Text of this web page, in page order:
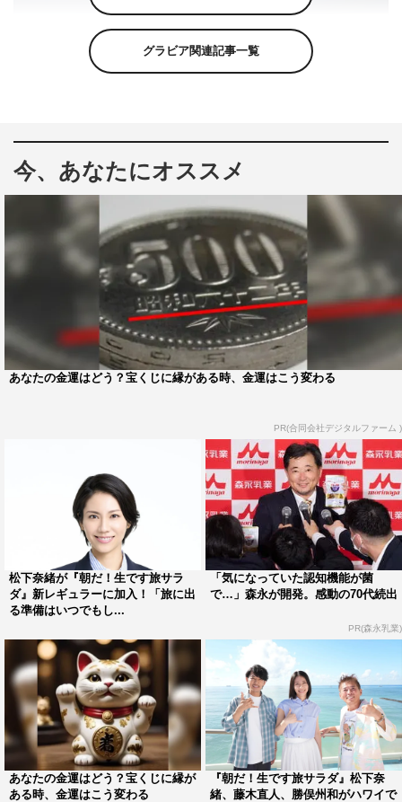
藤木直人（52）が、33年目に突入する長寿番組『朝だ！
生です旅サラダ』（ABCテレビ・テレビ朝日系 毎週土
曜 午前8時～9時30分）に4月5日（土）放送回よりレギ
ュラー出演することが決定した。藤木は生放送のMC初挑
藤木は、昨年9月までの27年6か月にわたり番組をけん引
してきた神田正輝の役割を引き継いだMCの松下奈緒と共
る『旅サラダ』は松下、勝俣州和、そして新たなファミリ
ー・藤木と共に、海外・国内の隅々まで、これまで以上
に、新しい旅のカタチを提案していく。
藤木直人 コメント
◆MC就任について、率直なご感想は？
全く思ってもみないオファーだったのでびっくりしまし
た。番組の歴史、重みを考えると自分には務まらないと思
ったのですが、僕は今年でデビュー30周年、そんな年に生
放送のMCという初めての挑戦をさせてもらえるのは幸せ
なことだと思いお引き受けしました。
◆これまでで一番心に残っている旅の思い出は？
大学の卒業旅行で行ったロンドン。初めてづくしで言葉も
グラビア関連記事一覧
今、あなたにオススメ
あなたの金運はどう？宝くじに縁がある時、金運はこう変わる
PR(合同会社デジタルファーム )
松下奈緒が『朝だ！生です旅サラ
ダ』新レギュラーに加入！「旅に出
る準備はいつでもし...
「気になっていた認知機能が菌
で…」森永が開発。感動の70代続出
PR(森永乳業)
あなたの金運はどう？宝くじに縁が
ある時、金運はこう変わる
『朝だ！生です旅サラダ』松下奈
緒、藤木直人、勝俣州和がハワイで